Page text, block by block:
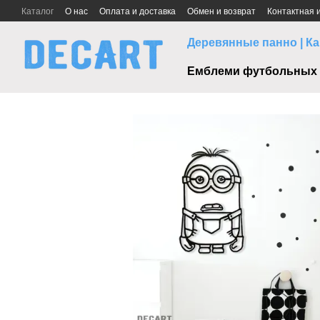
Перейти к основному контенту
Каталог О нас Оплата и доставка Обмен и возврат
Деревянные панно |
Емблеми футбольных